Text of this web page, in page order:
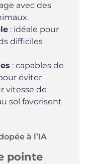
avec des
: idéale pour
difficiles
: capables de
éviter
vitesse de
sol favorisent
à l’IA
pointe